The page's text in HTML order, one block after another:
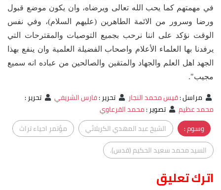
في مهمتهم كما يحب الله تعالى ويرضاه، وان يكون موضع قبول
ورضا وسرور من الائمة الطاهرين (عليهم السلام)، وفي نفس
الوقت نؤكد على اننا نرحب بجميع التوصيات والمقترحات التي
يرفدنا بها العلماء الأعلام واصحاب الفضيلة العلمية وان ينفع بهذا
الجهد اهل العلم والجهاد والمتقين والصالحين من عباده انه سميع
مجيب".
مراسل:قيس محمد النجار تحرير:فارس الشريفي تحرير:
محمد عظيم
تصوير:محمد القرعاوي
وسوم :
الشيخ عبد المهدي الكربلائي
مؤتمر احياء تراث
السيد محمد سعيد الحكيم (قدس).
اترك تعليق